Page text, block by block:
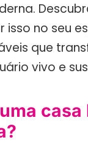
isso no seu
que
vivo e